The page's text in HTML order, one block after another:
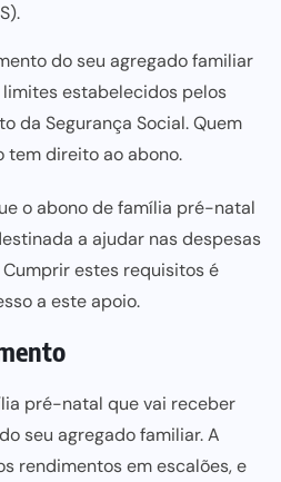
do seu agregado familiar
estabelecidos pelos
da Segurança Social. Quem
tem direito ao abono.
o abono de família pré-natal
a ajudar nas despesas
estes requisitos é
a este apoio.
pré-natal que vai receber
seu agregado familiar. A
rendimentos em escalões, e